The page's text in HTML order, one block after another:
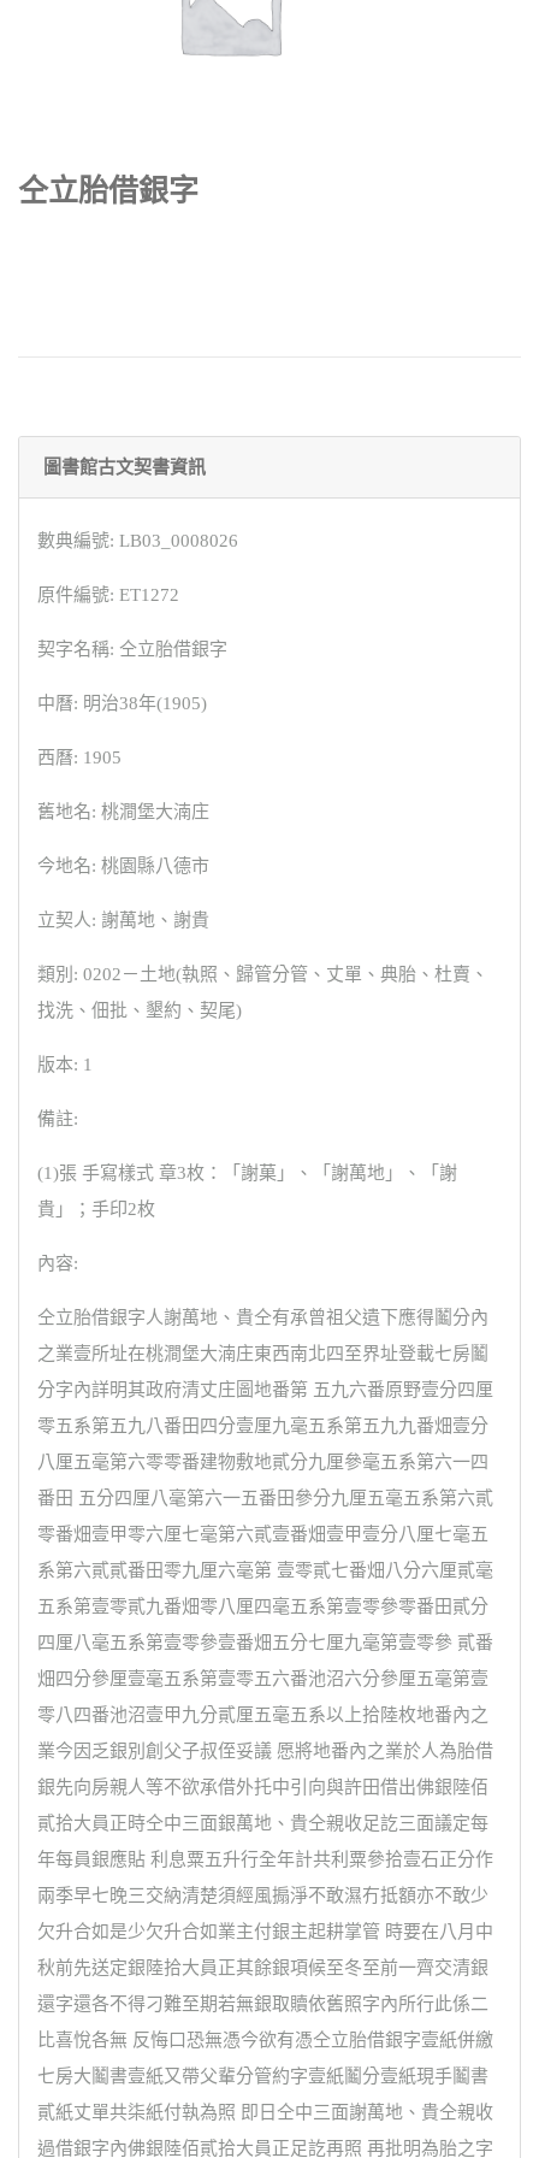
仝立胎借銀字
圖書館古文契書資訊
數典編號: LB03_0008026
原件編號: ET1272
契字名稱: 仝立胎借銀字
中曆: 明治38年(1905)
西曆: 1905
舊地名: 桃澗堡大湳庄
今地名: 桃園縣八德市
立契人: 謝萬地、謝貴
類別: 0202－土地(執照、歸管分管、丈單、典胎、杜賣、
找洗、佃批、墾約、契尾)
版本: 1
備註:
(1)張 手寫樣式 章3枚：「謝菓」、「謝萬地」、「謝
貴」；手印2枚
內容:
仝立胎借銀字人謝萬地、貴仝有承曾祖父遺下應得鬮分內
之業壹所址在桃澗堡大湳庄東西南北四至界址登載七房鬮
分字內詳明其政府清丈庄圖地番第 五九六番原野壹分四厘
零五系第五九八番田四分壹厘九毫五系第五九九番畑壹分
八厘五毫第六零零番建物敷地貳分九厘參毫五系第六一四
番田 五分四厘八毫第六一五番田參分九厘五毫五系第六貳
零番畑壹甲零六厘七毫第六貳壹番畑壹甲壹分八厘七毫五
系第六貳貳番田零九厘六毫第 壹零貳七番畑八分六厘貳毫
五系第壹零貳九番畑零八厘四毫五系第壹零參零番田貳分
四厘八毫五系第壹零參壹番畑五分七厘九毫第壹零參 貳番
畑四分參厘壹毫五系第壹零五六番池沼六分參厘五毫第壹
零八四番池沼壹甲九分貳厘五毫五系以上拾陸枚地番內之
業今因乏銀別創父子叔侄妥議 愿將地番內之業於人為胎借
銀先向房親人等不欲承借外托中引向與許田借出佛銀陸佰
貳拾大員正時仝中三面銀萬地、貴仝親收足訖三面議定每
年每員銀應貼 利息粟五升行全年計共利粟參拾壹石正分作
兩季早七晚三交納清楚須經風搧淨不敢濕冇抵額亦不敢少
欠升合如是少欠升合如業主付銀主起耕掌管 時要在八月中
秋前先送定銀陸拾大員正其餘銀項候至冬至前一齊交清銀
還字還各不得刁難至期若無銀取贖依舊照字內所行此係二
比喜悅各無 反悔口恐無憑今欲有憑仝立胎借銀字壹紙併繳
七房大鬮書壹紙又帶父輩分管約字壹紙鬮分壹紙現手鬮書
貳紙丈單共柒紙付執為照 即日仝中三面謝萬地、貴仝親收
過借銀字內佛銀陸佰貳拾大員正足訖再照 再批明為胎之字